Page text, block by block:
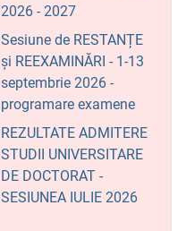
2026 - 2027
Sesiune de RESTANȚE
și REEXAMINĂRI - 1-13
septembrie 2026 -
programare examene
REZULTATE ADMITERE
STUDII UNIVERSITARE
DE DOCTORAT -
SESIUNEA IULIE 2026